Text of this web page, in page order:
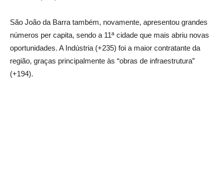
São João da Barra também, novamente, apresentou grandes
números per capita, sendo a 11ª cidade que mais abriu novas
oportunidades. A Indústria (+235) foi a maior contratante da
região, graças principalmente às “obras de infraestrutura”
(+194).